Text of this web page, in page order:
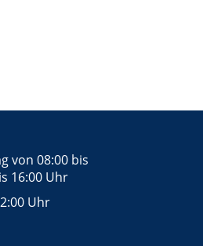
von 08:00 bis
16:00 Uhr
Uhr